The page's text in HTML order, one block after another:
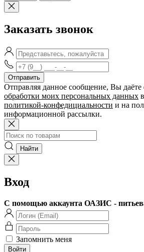
Заказать звонок
Отправляя данное сообщение, Вы даёте
обработки моих персональных данных
политикой-конфедициальности и на
информационной рассылки.
Вход
С помощью аккаунта ОАЗИС -
Запомнить меня